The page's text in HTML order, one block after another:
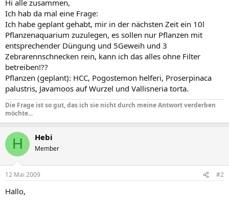
m
Hi alle zusammen,
Ich hab da mal eine Frage:
Ich habe geplant gehabt, mir in der nächsten Zeit ein 10l
Pflanzenaquarium zuzulegen, es sollen nur Pflanzen mit
entsprechender Düngung und 5Geweih und 3
Zebrarennschnecken rein, kann ich das alles ohne Filter
betreiben!??
Pflanzen (geplant): HCC, Pogostemon helferi, Proserpinaca
palustris, Javamoos auf Wurzel und Vallisneria torta.
Die Frage ist so gut, das ich sie nicht durch meine Antwort verderben
möchte...
H Hebi
Member
12 Mai 2009 #2
Hallo,